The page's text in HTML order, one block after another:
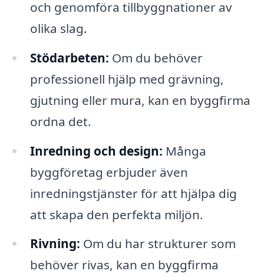
och genomföra tillbyggnationer av
olika slag.
Stödarbeten: Om du behöver
professionell hjälp med grävning,
gjutning eller mura, kan en byggfirma
ordna det.
Inredning och design: Många
byggföretag erbjuder även
inredningstjänster för att hjälpa dig
att skapa den perfekta miljön.
Rivning: Om du har strukturer som
behöver rivas, kan en byggfirma